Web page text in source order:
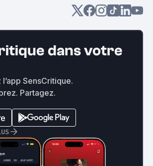
dans votre
SensCritique.
Partagez.